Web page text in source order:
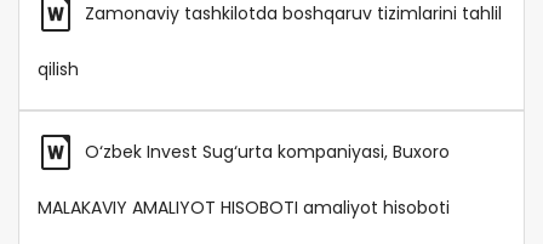
Zamonaviy tashkilotda boshqaruv tizimlarini tahlil
qilish
O‘zbek Invest Sug‘urta kompaniyasi, Buxoro
MALAKAVIY AMALIYOT HISOBOTI amaliyot hisoboti